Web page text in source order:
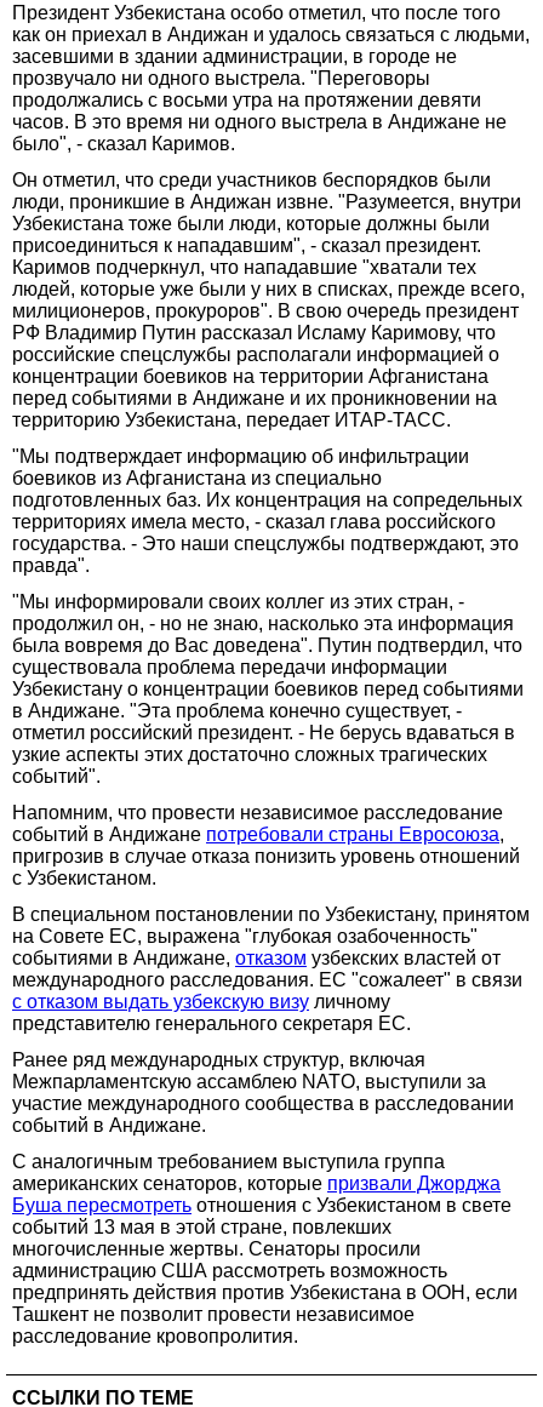
Президент Узбекистана особо отметил, что после того
как он приехал в Андижан и удалось связаться с людьми,
засевшими в здании администрации, в городе не
прозвучало ни одного выстрела. "Переговоры
продолжались с восьми утра на протяжении девяти
часов. В это время ни одного выстрела в Андижане не
было", - сказал Каримов.
Он отметил, что среди участников беспорядков были
люди, проникшие в Андижан извне. "Разумеется, внутри
Узбекистана тоже были люди, которые должны были
присоединиться к нападавшим", - сказал президент.
Каримов подчеркнул, что нападавшие "хватали тех
людей, которые уже были у них в списках, прежде всего,
милиционеров, прокуроров". В свою очередь президент
РФ Владимир Путин рассказал Исламу Каримову, что
российские спецслужбы располагали информацией о
концентрации боевиков на территории Афганистана
перед событиями в Андижане и их проникновении на
территорию Узбекистана, передает ИТАР-ТАСС.
"Мы подтверждает информацию об инфильтрации
боевиков из Афганистана из специально
подготовленных баз. Их концентрация на сопредельных
территориях имела место, - сказал глава российского
государства. - Это наши спецслужбы подтверждают, это
правда".
"Мы информировали своих коллег из этих стран, -
продолжил он, - но не знаю, насколько эта информация
была вовремя до Вас доведена". Путин подтвердил, что
существовала проблема передачи информации
Узбекистану о концентрации боевиков перед событиями
в Андижане. "Эта проблема конечно существует, -
отметил российский президент. - Не берусь вдаваться в
узкие аспекты этих достаточно сложных трагических
событий".
Напомним, что провести независимое расследование
событий в Андижане потребовали страны Евросоюза,
пригрозив в случае отказа понизить уровень отношений
с Узбекистаном.
В специальном постановлении по Узбекистану, принятом
на Совете ЕС, выражена "глубокая озабоченность"
событиями в Андижане, отказом узбекских властей от
международного расследования. ЕС "сожалеет" в связи
с отказом выдать узбекскую визу личному
представителю генерального секретаря ЕС.
Ранее ряд международных структур, включая
Межпарламентскую ассамблею NATO, выступили за
участие международного сообщества в расследовании
событий в Андижане.
С аналогичным требованием выступила группа
американских сенаторов, которые призвали Джорджа
Буша пересмотреть отношения с Узбекистаном в свете
событий 13 мая в этой стране, повлекших
многочисленные жертвы. Сенаторы просили
администрацию США рассмотреть возможность
предпринять действия против Узбекистана в ООН, если
Ташкент не позволит провести независимое
расследование кровопролития.
ССЫЛКИ ПО ТЕМЕ